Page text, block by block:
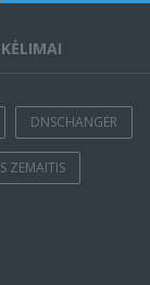
DNSCHANGER
ZEMAITIS